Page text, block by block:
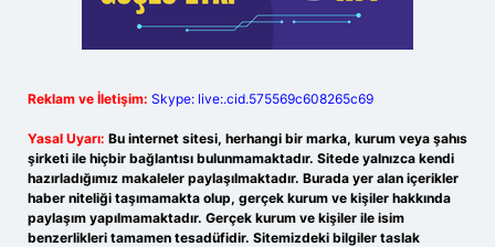
Reklam ve İletişim: Skype: live:.cid.575569c608265c69
Yasal Uyarı: Bu internet sitesi, herhangi bir marka, kurum veya şahıs
şirketi ile hiçbir bağlantısı bulunmamaktadır. Sitede yalnızca kendi
hazırladığımız makaleler paylaşılmaktadır. Burada yer alan içerikler
haber niteliği taşımamakta olup, gerçek kurum ve kişiler hakkında
paylaşım yapılmamaktadır. Gerçek kurum ve kişiler ile isim
benzerlikleri tamamen tesadüfidir. Sitemizdeki bilgiler taslak